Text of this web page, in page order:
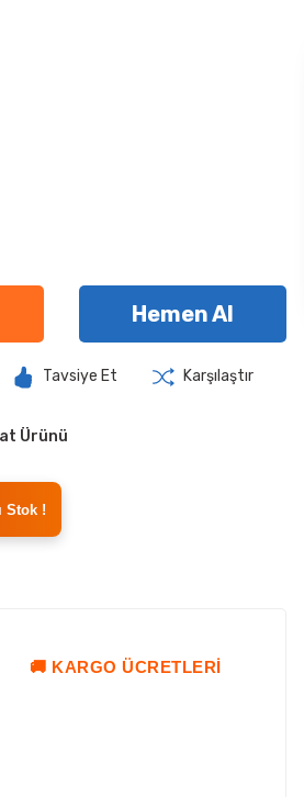
Hemen Al
Tavsiye Et Karşılaştır
Ürünü
Stok !
🚚 KARGO ÜCRETLERI